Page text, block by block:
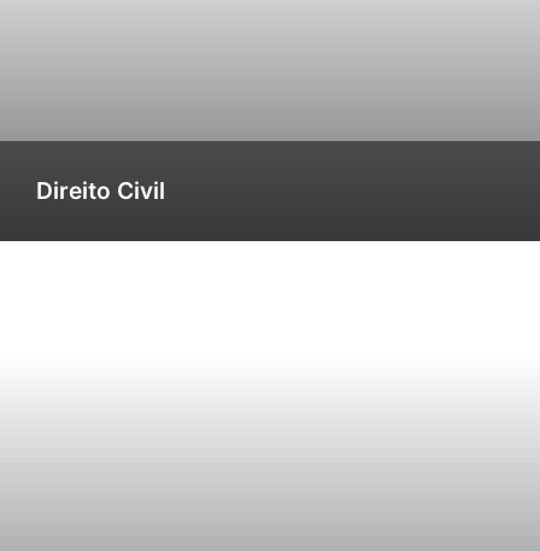
Direito Civil